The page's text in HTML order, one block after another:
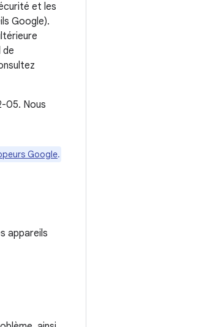
et les
Google).
de
05. Nous
Google.
appareils